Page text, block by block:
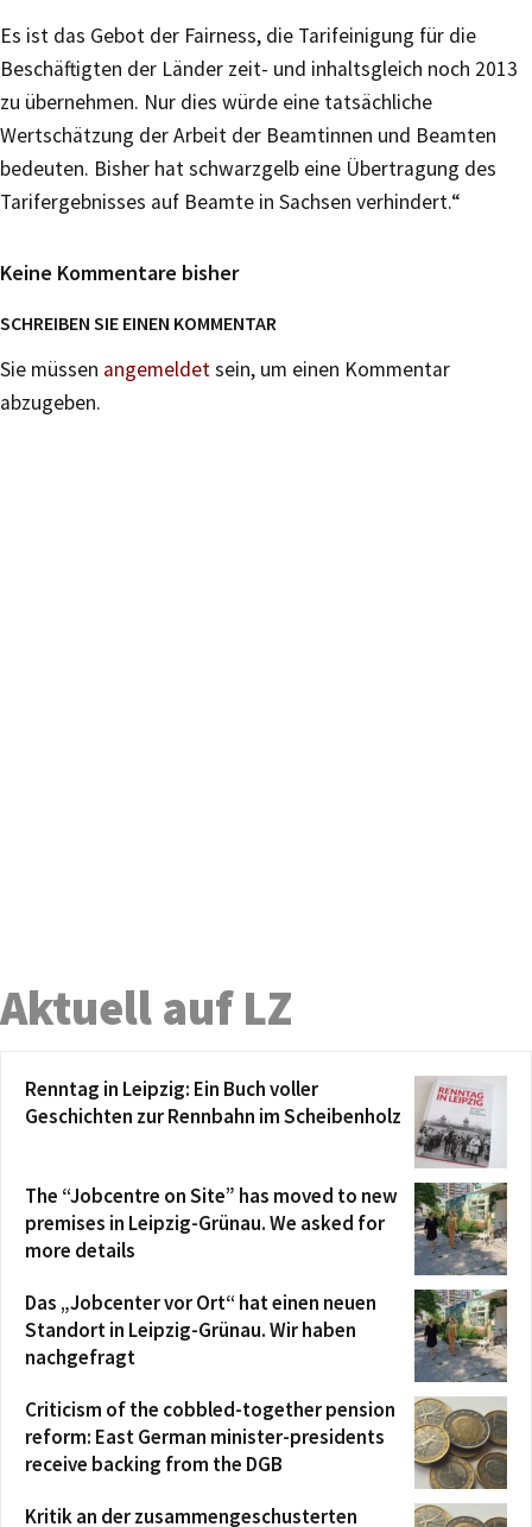
Es ist das Gebot der Fairness, die Tarifeinigung für die
Beschäftigten der Länder zeit- und inhaltsgleich noch 2013
zu übernehmen. Nur dies würde eine tatsächliche
Wertschätzung der Arbeit der Beamtinnen und Beamten
bedeuten. Bisher hat schwarzgelb eine Übertragung des
Tarifergebnisses auf Beamte in Sachsen verhindert.“
Keine Kommentare bisher
SCHREIBEN SIE EINEN KOMMENTAR
Sie müssen angemeldetsein, um einen Kommentar
abzugeben.
Aktuell auf LZ
Renntag in Leipzig: Ein Buch voller
Geschichten zur Rennbahn im Scheibenholz
The “Jobcentre on Site” has moved to new
premises in Leipzig-Grünau. We asked for
more details
Das „Jobcenter vor Ort“ hat einen neuen
Standort in Leipzig-Grünau. Wir haben
nachgefragt
Criticism of the cobbled-together pension
reform: East German minister-presidents
receive backing from the DGB
Kritik an der zusammengeschusterten